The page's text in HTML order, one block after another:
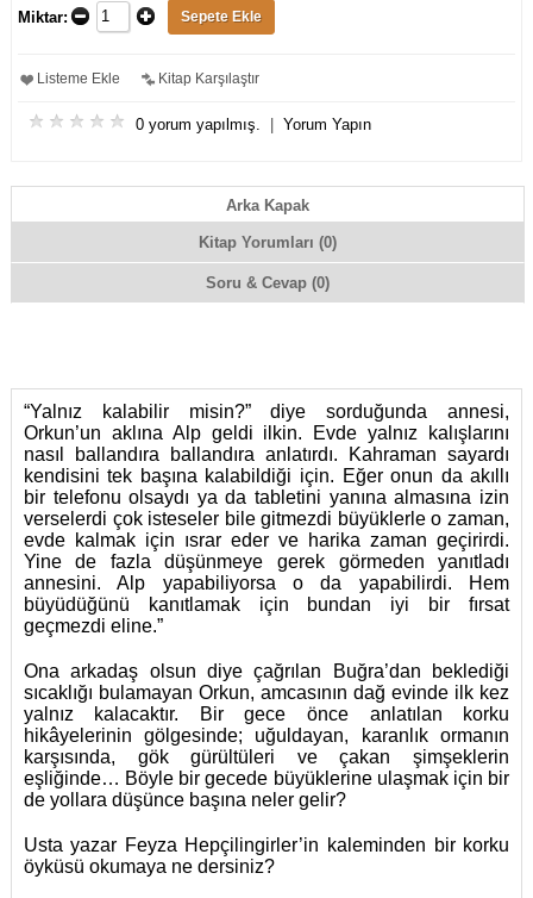
Miktar:
Listeme Ekle Kitap Karşılaştır
0 yorum yapılmış. Yorum Yapın
Arka Kapak
Kitap Yorumları (0)
Soru & Cevap (0)
“Yalnız kalabilir misin?” diye sorduğunda annesi,
Orkun’un aklına Alp geldi ilkin. Evde yalnız kalışlarını
nasıl ballandıra ballandıra anlatırdı. Kahraman sayardı
kendisini tek başına kalabildiği için. Eğer onun da akıllı
bir telefonu olsaydı ya da tabletini yanına almasına izin
verselerdi çok isteseler bile gitmezdi büyüklerle o zaman,
evde kalmak için ısrar eder ve harika zaman geçirirdi.
Yine de fazla düşünmeye gerek görmeden yanıtladı
annesini. Alp yapabiliyorsa o da yapabilirdi. Hem
büyüdüğünü kanıtlamak için bundan iyi bir fırsat
geçmezdi eline.”
Ona arkadaş olsun diye çağrılan Buğra’dan beklediği
sıcaklığı bulamayan Orkun, amcasının dağ evinde ilk kez
yalnız kalacaktır. Bir gece önce anlatılan korku
hikâyelerinin gölgesinde; uğuldayan, karanlık ormanın
karşısında, gök gürültüleri ve çakan şimşeklerin
eşliğinde… Böyle bir gecede büyüklerine ulaşmak için bir
de yollara düşünce başına neler gelir?
Usta yazar Feyza Hepçilingirler’in kaleminden bir korku
öyküsü okumaya ne dersiniz?